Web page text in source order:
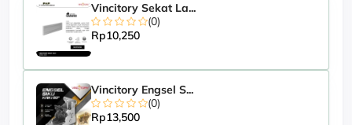
Vincitory Sekat La...
(0)
Rp10,250
Vincitory Engsel S...
(0)
Rp13,500